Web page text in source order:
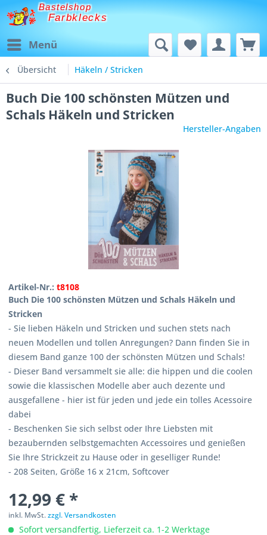
Bastelshop
Farbklecks
Menü
Übersicht Häkeln / Stricken
Buch Die 100 schönsten Mützen und
Schals Häkeln und Stricken
Hersteller-Angaben
Artikel-Nr.:t8108
Buch Die 100 schönsten Mützen und Schals Häkeln und
Stricken
- Sie lieben Häkeln und Stricken und suchen stets nach
neuen Modellen und tollen Anregungen? Dann finden Sie in
diesem Band ganze 100 der schönsten Mützen und Schals!
- Dieser Band versammelt sie alle: die hippen und die coolen
sowie die klassischen Modelle aber auch dezente und
ausgefallene - hier ist für jeden und jede ein tolles Acessoire
dabei
- Beschenken Sie sich selbst oder Ihre Liebsten mit
bezaubernden selbstgemachten Accessoires und genießen
Sie Ihre Strickzeit zu Hause oder in geselliger Runde!
- 208 Seiten, Größe 16 x 21cm, Softcover
12,99 € *
inkl. MwSt.zzgl. Versandkosten
Sofort versandfertig, Lieferzeit ca. 1-2 Werktage